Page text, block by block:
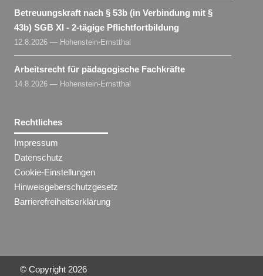
Betreuungskraft nach § 53b (in Verbindung mit §
43b) SGB XI - 2-tägige Pflichtfortbildung
12.8.2026 — Hohenstein-Ernstthal
Arbeitsrecht für pädagogische Fachkräfte
14.8.2026 — Hohenstein-Ernstthal
Rechtliches
Impressum
Datenschutz
Cookie-Einstellungen
Hinweisgeberschutzgesetz
Barrierefreiheitserklärung
© Copyright 2026